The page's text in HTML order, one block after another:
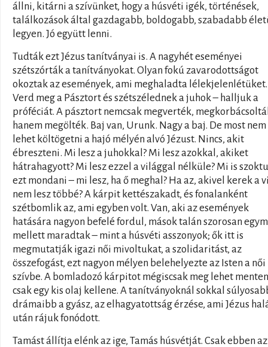
állni, kitárni a szívünket, hogy a húsvéti igék, történések,
találkozások által gazdagabb, boldogabb, szabadabb
legyen. Jó együtt lenni.
Tudták ezt Jézus tanítványai is. A nagyhét eseményei
szétszórták a tanítványokat. Olyan fokú zavarodottságot
okoztak az események, ami meghaladta lélekjelenlétüket.
Verd meg a Pásztort és szétszélednek a juhok – halljuk a
próféciát. A pásztort nemcsak megverték,
hanem megölték. Baj van, Urunk. Nagy a baj. De most nem
lehet költögetni a hajó mélyén alvó Jézust. Nincs, akit
ébreszteni. Mi lesz a juhokkal? Mi lesz azokkal, akiket
hátrahagyott? Mi lesz ezzel a világgal nélküle? Mi is
ezt mondani – mi lesz, ha ő meghal? Ha az, akivel kerek a
nem lesz többé? A kárpit kettészakadt, és fonalanként
szétbomlik az, ami egyben volt. Van, aki az események
hatására nagyon befelé fordul, mások talán szorosan
mellett maradtak – mint a húsvéti asszonyok; ők itt is
megmutatják igazi női mivoltukat, a szolidaritást, az
összefogást, ezt nagyon mélyen belehelyezte az Isten a női
szívbe. A bomladozó kárpitot mégiscsak meg lehet
csak egy kis olaj kellene. A tanítványoknál sokkal
drámaibb a gyász, az elhagyatottság érzése, ami Jézus
után rájuk fonódott.
Tamást állítja elénk az ige, Tamás húsvétját. Csak ebben az